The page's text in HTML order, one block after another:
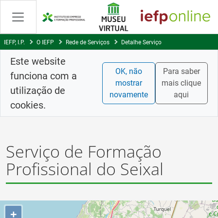
Saltar
para
conteúdo
principal
IEFP, I.P. O IEFP Rede de Serviços Detalhe Serviço
Este website
funciona com a
utilização de
cookies.
OK, não
mostrar
novamente
Para saber
mais clique
aqui
Serviço de Formação
Profissional do Seixal
+